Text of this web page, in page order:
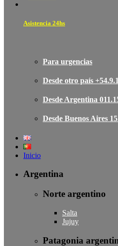
Asistencia 24hs
Para urgencias
Desde otro país
Desde Argentina
Desde Buenos Aires
Inicio
Argentina
Norte argentino
Salta
Jujuy
Patagonia